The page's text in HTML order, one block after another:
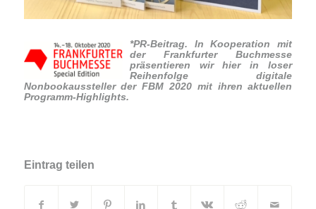
*PR-Beitrag. In Kooperation mit
der Frankfurter Buchmesse
präsentieren wir hier in loser
Reihenfolge digitale
Nonbookaussteller der FBM 2020 mit ihren aktuellen
Programm-Highlights.
Eintrag teilen